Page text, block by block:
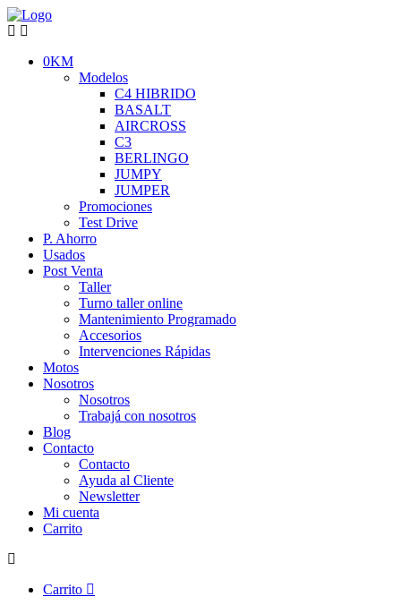
0KM
Modelos
C4 HIBRIDO
BASALT
AIRCROSS
C3
BERLINGO
JUMPY
JUMPER
Promociones
Test Drive
P. Ahorro
Usados
Post Venta
Taller
Turno taller online
Mantenimiento Programado
Accesorios
Intervenciones Rápidas
Motos
Nosotros
Nosotros
Trabajá con nosotros
Blog
Contacto
Contacto
Ayuda al Cliente
Newsletter
Mi cuenta
Carrito
Carrito